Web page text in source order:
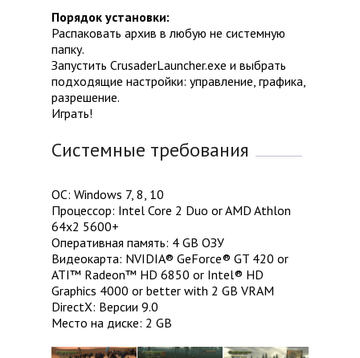
Порядок установки:
Распаковать архив в любую не системную
папку.
Запустить CrusaderLauncher.exe и выбрать
подходящие настройки: управление, графика,
разрешение.
Играть!
Системные требования
ОС: Windows 7, 8, 10
Процессор: Intel Core 2 Duo or AMD Athlon
64x2 5600+
Оперативная память: 4 GB ОЗУ
Видеокарта: NVIDIA® GeForce® GT 420 or
ATI™ Radeon™ HD 6850 or Intel® HD
Graphics 4000 or better with 2 GB VRAM
DirectX: Версии 9.0
Место на диске: 2 GB